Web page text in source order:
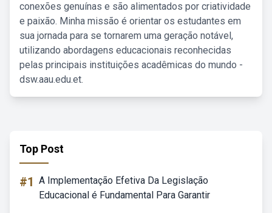
conexões genuínas e são alimentados por criatividade
e paixão. Minha missão é orientar os estudantes em
sua jornada para se tornarem uma geração notável,
utilizando abordagens educacionais reconhecidas
pelas principais instituições acadêmicas do mundo -
dsw.aau.edu.et.
Top Post
#1 A Implementação Efetiva Da Legislação
Educacional é Fundamental Para Garantir